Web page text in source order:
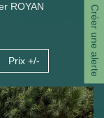
ROYAN Créer une alerte
Prix +/-